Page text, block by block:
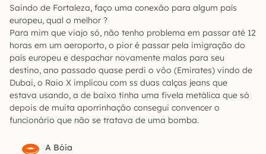
Saindo de Fortaleza, faço uma conexão para algum país
europeu, qual o melhor ?
Para mim que viajo só, não tenho problema em passar até 12
horas em um aeroporto, o pior é passar pela imigração do
país europeu e despachar novamente malas para seu
destino, ano passado quase perdi o vôo (Emirates) vindo de
Dubai, o Raio X implicou com ss duas calças jeans que
estava usando, a de baixo tinha uma fivela metálica que só
depois de muita aporrinhação consegui convencer o
funcionário que não se tratava de uma bomba.
A Bóia